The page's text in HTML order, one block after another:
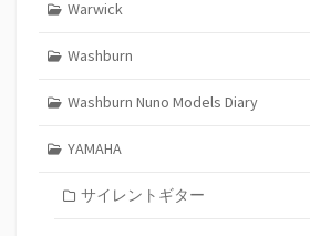
Warwick
Washburn
Washburn Nuno Models Diary
YAMAHA
サイレントギター